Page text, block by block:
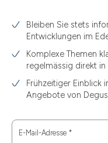
Bleiben Sie stets
Entwicklungen im
Komplexe Themen
regelmässig direkt in
Frühzeitiger Einblick
Angebote von
E-Mail-Adresse *